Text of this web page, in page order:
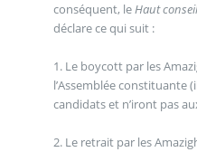
conséquent, leHaut
déclare ce qui suit :
1. Le boycott par les
l’Assemblée constituante
candidats et n’iront pas
2. Le retrait par les